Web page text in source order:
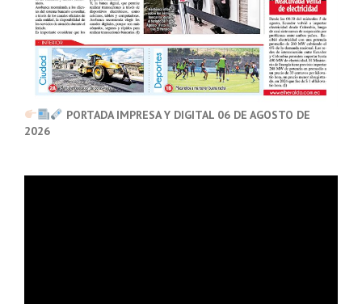
PORTADA IMPRESA Y DIGITAL 06 DE AGOSTO DE
2026